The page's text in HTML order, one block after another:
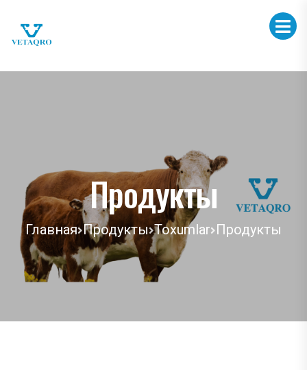
Продукты
Главная Продукты Toxumlar Продукты